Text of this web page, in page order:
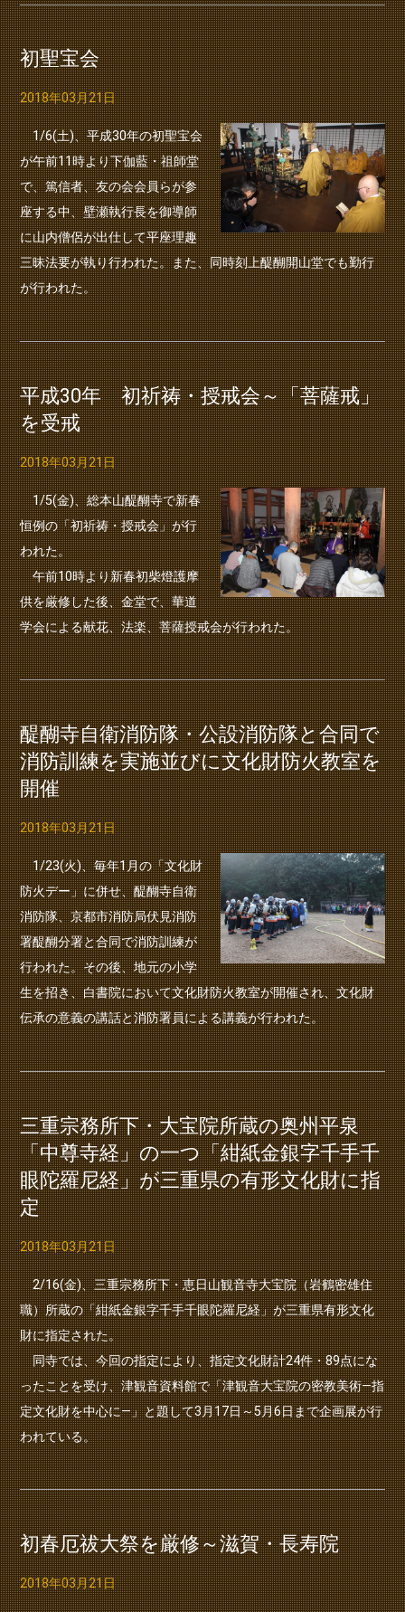
初聖宝会
2018年03月21日
1/6(土)、平成30年の初聖宝会
が午前11時より下伽藍・祖師堂
で、篤信者、友の会会員らが参
座する中、壁瀬執行長を御導師
に山内僧侶が出仕して平座理趣
三昧法要が執り行われた。また、同時刻上醍醐開山堂でも勤行
が行われた。
平成30年 初祈祷・授戒会～「菩薩戒」
を受戒
2018年03月21日
1/5(金)、総本山醍醐寺で新春
恒例の「初祈祷・授戒会」が行
われた。
午前10時より新春初柴燈護摩
供を厳修した後、金堂で、華道
学会による献花、法楽、菩薩授戒会が行われた。
醍醐寺自衛消防隊・公設消防隊と合同で
消防訓練を実施並びに文化財防火教室を
開催
2018年03月21日
1/23(火)、毎年1月の「文化財
防火デー」に併せ、醍醐寺自衛
消防隊、京都市消防局伏見消防
署醍醐分署と合同で消防訓練が
行われた。その後、地元の小学
生を招き、白書院において文化財防火教室が開催され、文化財
伝承の意義の講話と消防署員による講義が行われた。
三重宗務所下・大宝院所蔵の奥州平泉
「中尊寺経」の一つ「紺紙金銀字千手千
眼陀羅尼経」が三重県の有形文化財に指
定
2018年03月21日
2/16(金)、三重宗務所下・恵日山観音寺大宝院（岩鶴密雄住
職）所蔵の「紺紙金銀字千手千眼陀羅尼経」が三重県有形文化
財に指定された。
同寺では、今回の指定により、指定文化財計24件・89点にな
ったことを受け、津観音資料館で「津観音大宝院の密教美術―指
定文化財を中心に―」と題して3月17日～5月6日まで企画展が行
われている。
初春厄祓大祭を厳修～滋賀・長寿院
2018年03月21日